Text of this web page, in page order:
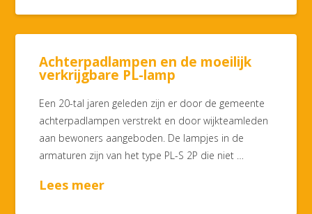
Achterpadlampen en de moeilijk
verkrijgbare PL-lamp
Een 20-tal jaren geleden zijn er door de gemeente
achterpadlampen verstrekt en door wijkteamleden
aan bewoners aangeboden. De lampjes in de
armaturen zijn van het type PL-S 2P die niet …
Lees meer